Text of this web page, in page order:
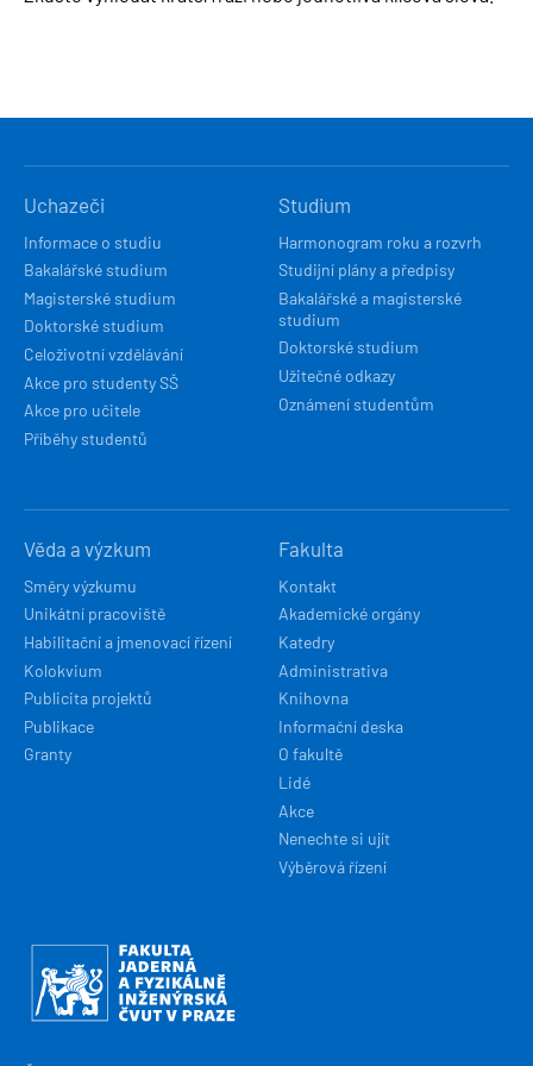
NAVIGACE
Uchazeči
Informace o studiu
Bakalářské studium
Magisterské studium
Doktorské studium
Celoživotní vzdělávání
Akce pro studenty SŠ
Akce pro učitele
Příběhy studentů
Studium
Harmonogram roku a rozvrh
Studijní plány a předpisy
Bakalářské a magisterské
studium
Doktorské studium
Užitečné odkazy
Oznámení studentům
Věda a výzkum
Směry výzkumu
Unikátní pracoviště
Habilitační a jmenovací řízení
Kolokvium
Publicita projektů
Publikace
Granty
Fakulta
Kontakt
Akademické orgány
Katedry
Administrativa
Knihovna
Informační deska
O fakultě
Lidé
Akce
Nenechte si ujít
Výběrová řízení
Obrázek